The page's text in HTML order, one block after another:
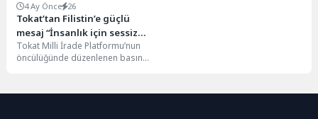
4 Ay Önce 26
Tokat’tan Filistin’e güçlü
mesaj “İnsanlık için sessiz
kalma”
Tokat Milli İrade Platformu’nun
öncülüğünde düzenlenen basın
kadar geniş katılım sağlanırken